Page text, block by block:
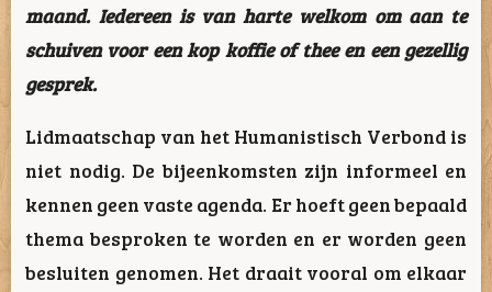
maand. Iedereen is van harte welkom om aan te
schuiven voor een kop koffie of thee en een gezellig
gesprek.
Lidmaatschap van het Humanistisch Verbond is
niet nodig. De bijeenkomsten zijn informeel en
kennen geen vaste agenda. Er hoeft geen bepaald
thema besproken te worden en er worden geen
besluiten genomen. Het draait vooral om elkaar